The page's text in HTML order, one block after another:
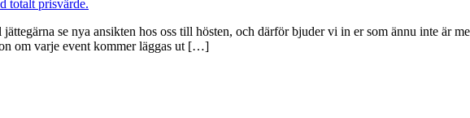
se nya ansikten hos oss till hösten, och därför bjuder vi in er som ännu inte är
om varje event kommer läggas ut […]